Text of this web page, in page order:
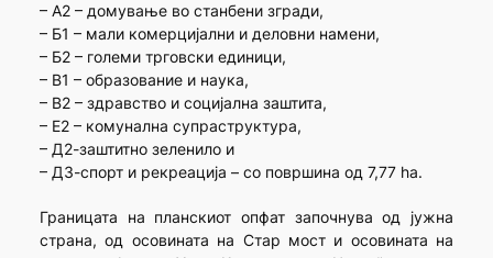
– А2 – домување во станбени згради,
– Б1 – мали комерцијални и деловни намени,
– Б2 – големи трговски единици,
– В1 – образование и наука,
– В2 – здравство и социјална заштита,
– Е2 – комунална супраструктура,
– Д2-заштитно зеленило и
– Д3-спорт и рекреација – со површина од 7,77 ha.
Границата на планскиот опфат започнува од јужна
страна, од осовината на Стар мост и осовината на